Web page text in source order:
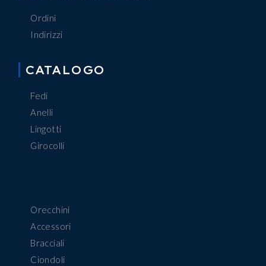
Ordini
Indirizzi
CATALOGO
Fedi
Anelli
Lingotti
Girocolli
Orecchini
Accessori
Bracciali
Ciondoli